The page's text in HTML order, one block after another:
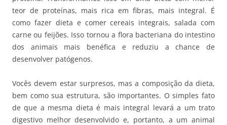
teor de proteínas, mais rica em fibras, mais integral. É
como fazer dieta e comer cereais integrais, salada com
carne ou feijões. Isso tornou a flora bacteriana do intestino
dos animais mais benéfica e reduziu a chance de
desenvolver patógenos.
Vocês devem estar surpresos, mas a composição da dieta,
bem como sua estrutura, são importantes. O simples fato
de que a mesma dieta é mais integral levará a um trato
digestivo melhor desenvolvido e, portanto, a um animal